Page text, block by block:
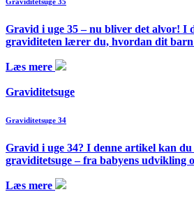
Graviditetsuge 35
Gravid i uge 35 – nu bliver det alvor! I
graviditeten lærer du, hvordan dit
Læs mere
Graviditetsuge
Graviditetsuge 34
Gravid i uge 34? I denne artikel kan
graviditetsuge – fra babyens udvikling
Læs mere